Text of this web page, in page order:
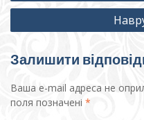
Залишити
Ваша e-mail адреса не
поля позначені *